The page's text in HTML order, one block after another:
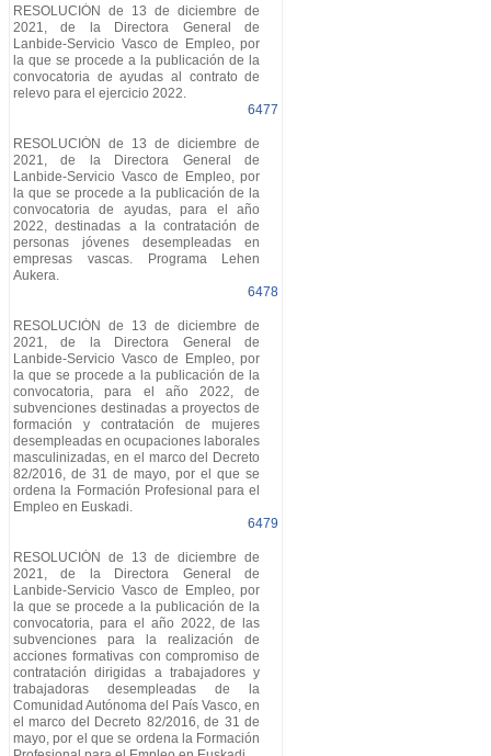
RESOLUCIÓN de 13 de diciembre de
2021, de la Directora General de
Lanbide-Servicio Vasco de Empleo, por
la que se procede a la publicación de la
convocatoria de ayudas al contrato de
relevo para el ejercicio 2022.
6477
RESOLUCIÓN de 13 de diciembre de
2021, de la Directora General de
Lanbide-Servicio Vasco de Empleo, por
la que se procede a la publicación de la
convocatoria de ayudas, para el año
2022, destinadas a la contratación de
personas jóvenes desempleadas en
empresas vascas. Programa Lehen
Aukera.
6478
RESOLUCIÓN de 13 de diciembre de
2021, de la Directora General de
Lanbide-Servicio Vasco de Empleo, por
la que se procede a la publicación de la
convocatoria, para el año 2022, de
subvenciones destinadas a proyectos de
formación y contratación de mujeres
desempleadas en ocupaciones laborales
masculinizadas, en el marco del Decreto
82/2016, de 31 de mayo, por el que se
ordena la Formación Profesional para el
Empleo en Euskadi.
6479
RESOLUCIÓN de 13 de diciembre de
2021, de la Directora General de
Lanbide-Servicio Vasco de Empleo, por
la que se procede a la publicación de la
convocatoria, para el año 2022, de las
subvenciones para la realización de
acciones formativas con compromiso de
contratación dirigidas a trabajadores y
trabajadoras desempleadas de la
Comunidad Autónoma del País Vasco, en
el marco del Decreto 82/2016, de 31 de
mayo, por el que se ordena la Formación